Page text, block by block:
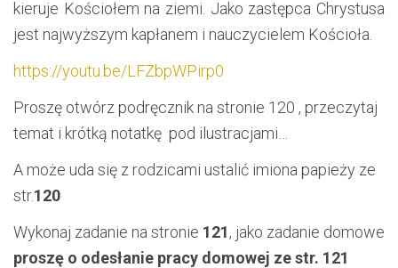
kieruje Kościołem na ziemi. Jako zastępca Chrystusa
jest najwyższym kapłanem i nauczycielem Kościoła.
https://youtu.be/LFZbpWPirp0
Proszę otwórz podręcznik na stronie 120 , przeczytaj
temat i krótką notatkę pod ilustracjami…
A może uda się z rodzicami ustalić imiona papieży ze
str.120
Wykonaj zadanie na stronie 121, jako zadanie domowe
proszę o odesłanie pracy domowej ze str. 121